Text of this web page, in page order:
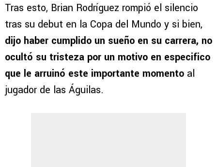
Tras esto, Brian Rodríguez rompió el silencio
tras su debut en la Copa del Mundo y si bien,
dijo haber cumplido un sueño en su carrera, no
ocultó su tristeza por un motivo en especifico
que le arruinó este importante momento al
jugador de las Águilas.